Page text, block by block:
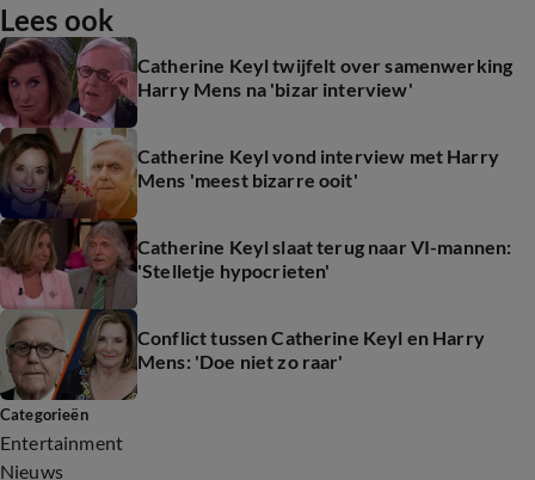
Lees ook
Catherine Keyl twijfelt over samenwerking
Harry Mens na 'bizar interview'
Catherine Keyl vond interview met Harry
Mens 'meest bizarre ooit'
Catherine Keyl slaat terug naar VI-mannen:
'Stelletje hypocrieten'
Conflict tussen Catherine Keyl en Harry
Mens: 'Doe niet zo raar'
Categorieën
Entertainment
Nieuws